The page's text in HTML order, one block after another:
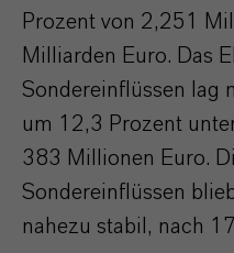
Prozent von 2,251
Milliarden Euro. Das
Sondereinflüssen lag
um 12,3 Prozent
383 Millionen Euro.
Sondereinflüssen
nahezu stabil, nach